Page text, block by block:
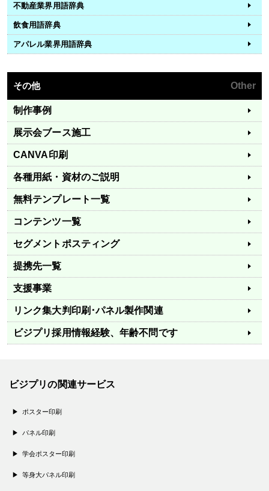
不動産業界用語辞典
飲食用語辞典
アパレル業界用語辞典
その他 Other
制作事例
展示会ブース施工
CANVA印刷
各種用紙・資材のご説明
無料テンプレート一覧
コンテンツ一覧
セグメントポスティング
提携先一覧
支援事業
リンク集大判印刷･パネル製作関連
ビジプリ採用情報経験、年齢不問です
ビジプリの関連サービス
ポスター印刷
パネル印刷
学会ポスター印刷
等身大パネル印刷